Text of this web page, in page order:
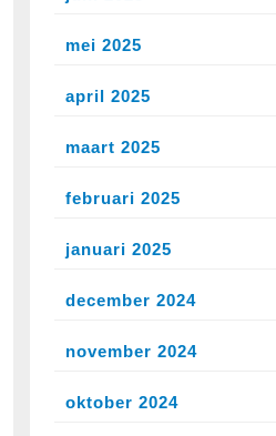
mei 2025
april 2025
maart 2025
februari 2025
januari 2025
december 2024
november 2024
oktober 2024